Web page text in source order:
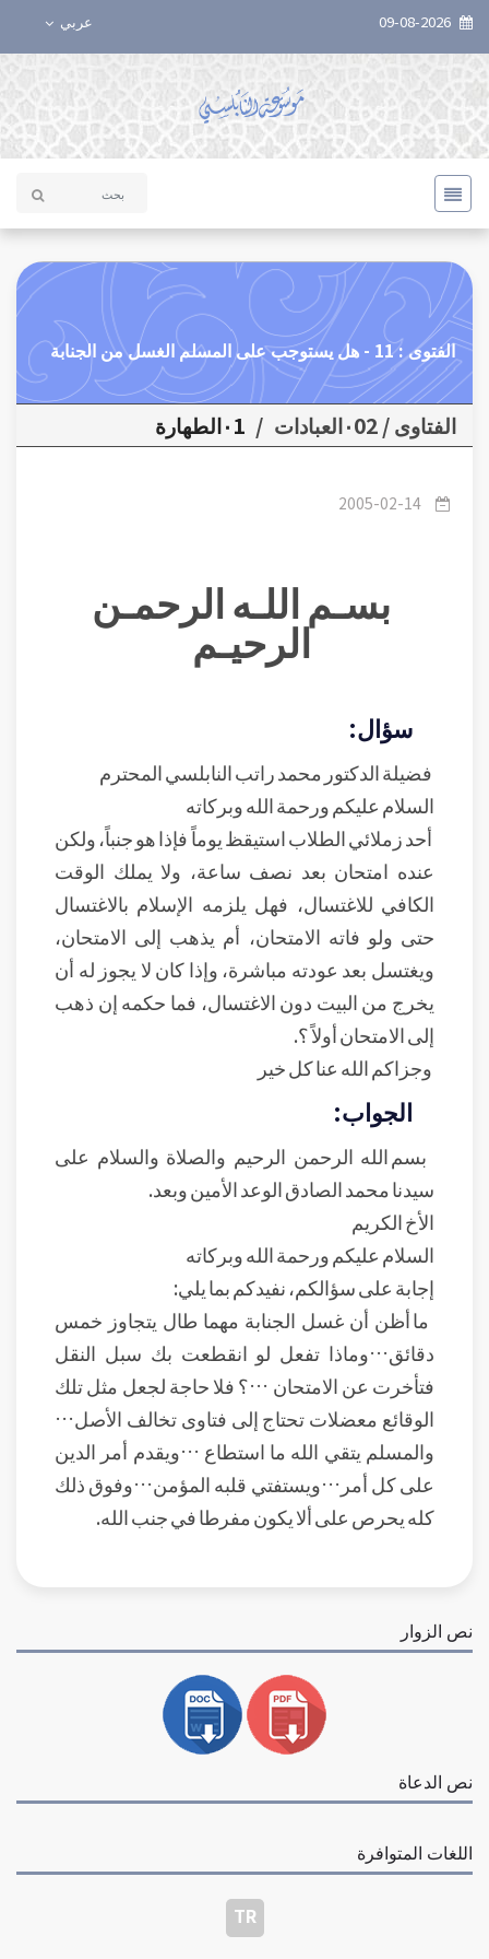
عربي
الفتوى : 11 - هل يستوجب على المسلم الغسل من الجنابة
مباشرة ؟ .
الفتاوى / ٠02العبادات / ٠1الطهارة
2005-02-14
بسـم اللـه الرحمـن
الرحيـم
سؤال:
فضيلة الدكتور محمد راتب النابلسي المحترم
السلام عليكم ورحمة الله وبركاته
أحد زملائي الطلاب استيقظ يوماً فإذا هو جنباً، ولكن
عنده امتحان بعد نصف ساعة، ولا يملك الوقت
الكافي للاغتسال، فهل يلزمه الإسلام بالاغتسال
حتى ولو فاته الامتحان، أم يذهب إلى الامتحان،
ويغتسل بعد عودته مباشرة، وإذا كان لا يجوز له أن
يخرج من البيت دون الاغتسال، فما حكمه إن ذهب
إلى الامتحان أولاً ؟.
وجزاكم الله عنا كل خير
الجواب:
بسم الله الرحمن الرحيم والصلاة والسلام على
سيدنا محمد الصادق الوعد الأمين وبعد.
الأخ الكريم
السلام عليكم ورحمة الله وبركاته
إجابة على سؤالكم، نفيدكم بما يلي:
ما أظن أن غسل الجنابة مهما طال يتجاوز خمس
دقائق…وماذا تفعل لو انقطعت بك سبل النقل
فتأخرت عن الامتحان …؟ فلا حاجة لجعل مثل تلك
الوقائع معضلات تحتاج إلى فتاوى تخالف الأصل…
والمسلم يتقي الله ما استطاع …ويقدم أمر الدين
على كل أمر…ويستفتي قلبه المؤمن…وفوق ذلك
كله يحرص على ألا يكون مفرطا في جنب الله.
نص الزوار
نص الدعاة
اللغات المتوافرة
TR